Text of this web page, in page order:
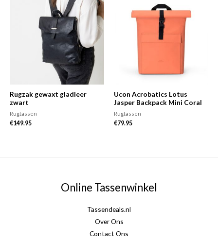
Rugzak gewaxt gladleer
zwart
Rugtassen
€149.95
Ucon Acrobatics Lotus
Jasper Backpack Mini Coral
Rugtassen
€79.95
Online Tassenwinkel
Tassendeals.nl
Over Ons
Contact Ons